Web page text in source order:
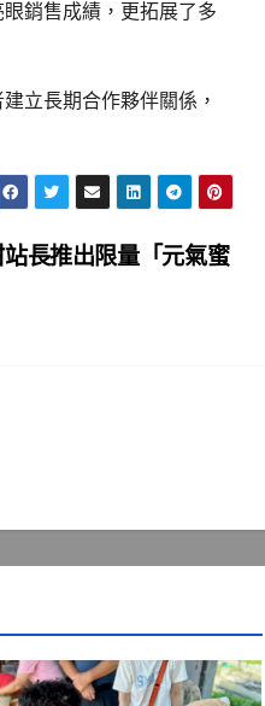
銷售成績，更拓展了多
立長期合作夥伴關係，
長推出限量「元氣蜜